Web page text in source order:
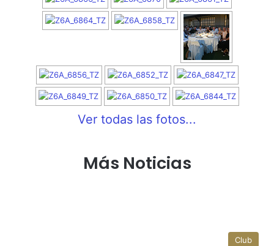
Ver todas las fotos...
Más Noticias
Club